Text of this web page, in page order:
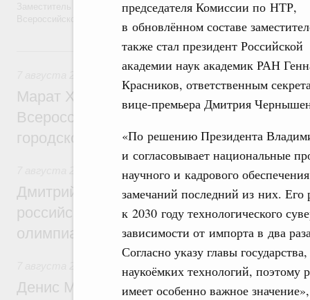
председателя Комиссии по НТР,
в обновлённом составе
также стал президент Российской
академии наук академик РАН
Красников, ответственным
вице-премьера Дмитрия
«По решению Президента
и согласовывает национальные
научного и кадрового
замечаний последний из них. Его
к 2030 году технологического
зависимости от импорта в два
Согласно указу главы
наукоёмких технологий, поэтому
имеет особенно важное
Заместитель Председателя Правительства Татьяна Голикова
Вчера
Экономика городов. Городская среда
Марат Хуснуллин провёл заседание
Всероссийского конкурса лучших
городской среды
Отрасль информационных технологий
Дмитрий Чернышенко и Сергей Кравцов
российскую сборную с победой на
олимпиаде по искусственному
Общие вопросы промышленной политики
Денис Мантуров посетил Ярославскую